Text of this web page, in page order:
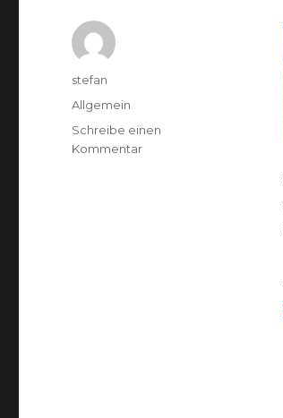
Autor
stefan
Kategorien
Allgemein
Schreibe einen
Kommentarzu